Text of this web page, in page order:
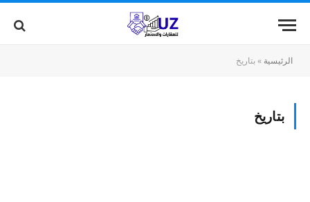
الرئيسية »بتاريخ
بتاريخ